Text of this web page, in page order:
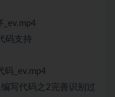
码支持
码_ev.mp4
写代码之2完善识别过